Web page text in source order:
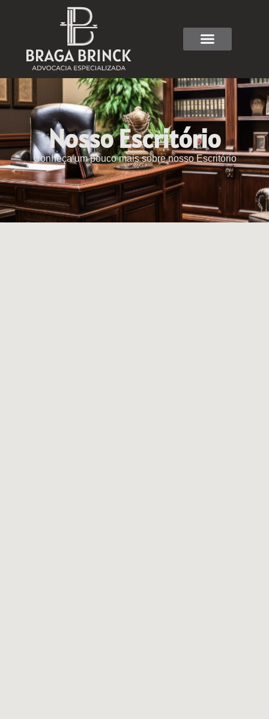
Nosso Escritório
Conheça um pouco mais sobre nosso Escritório